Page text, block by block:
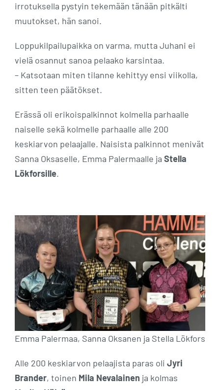
irrotuksella pystyin tekemään tänään pitkälti
muutokset, hän sanoi.
Loppukilpailupaikka on varma, mutta Juhani ei
vielä osannut sanoa pelaako karsintaa.
– Katsotaan miten tilanne kehittyy ensi viikolla,
sitten teen päätökset.
Erässä oli erikoispalkinnot kolmella parhaalle
naiselle sekä kolmelle parhaalle alle 200
keskiarvon pelaajalle. Naisista palkinnot menivät
Sanna Oksaselle, Emma Palermaalle ja Stella
Lökforsille.
Emma Palermaa, Sanna Oksanen ja Stella Lökfors
Alle 200 keskiarvon pelaajista paras oli Jyri
Brander, toinen Mila Nevalainen ja kolmas